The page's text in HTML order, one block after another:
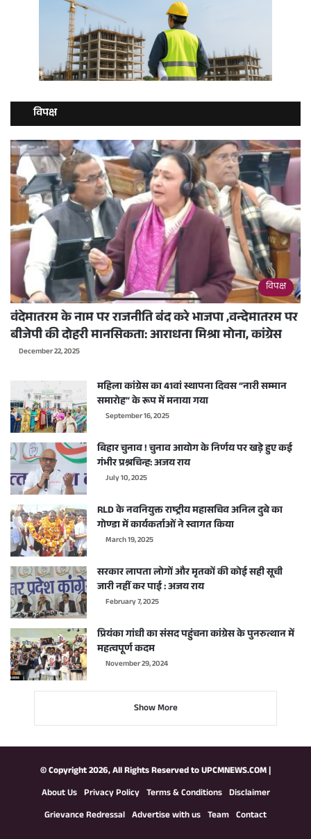
विपक्ष
विपक्ष
वंदेमातरम के नाम पर राजनीति बंद करे भाजपा ,वन्देमातरम पर
बीजेपी की दोहरी मानसिकता: आराधना मिश्रा मोना, कांग्रेस
December 22, 2025
महिला कांग्रेस का 41वां स्थापना दिवस “नारी सम्मान
समारोह” के रूप में मनाया गया
September 16, 2025
बिहार चुनाव ! चुनाव आयोग के निर्णय पर खड़े हुए कई
गंभीर प्रश्नचिन्ह: अजय राय
July 10, 2025
RLD के नवनियुक्त राष्ट्रीय महासचिव अनिल दुबे का
गोण्डा में कार्यकर्ताओं ने स्वागत किया
March 19, 2025
सरकार लापता लोगों और मृतकों की कोई सही सूची
जारी नहीं कर पाई : अजय राय
February 7, 2025
प्रियंका गांधी का संसद पहुंचना कांग्रेस के पुनरुत्थान में
महत्वपूर्ण कदम
November 29, 2024
Show More
© Copyright 2026, All Rights Reserved toUPCMNEWS.COM|
About Us Privacy Policy Terms & Conditions Disclaimer
Grievance Redressal Advertise with us Team Contact